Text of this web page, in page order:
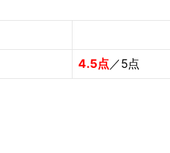
4.5点 ／5点